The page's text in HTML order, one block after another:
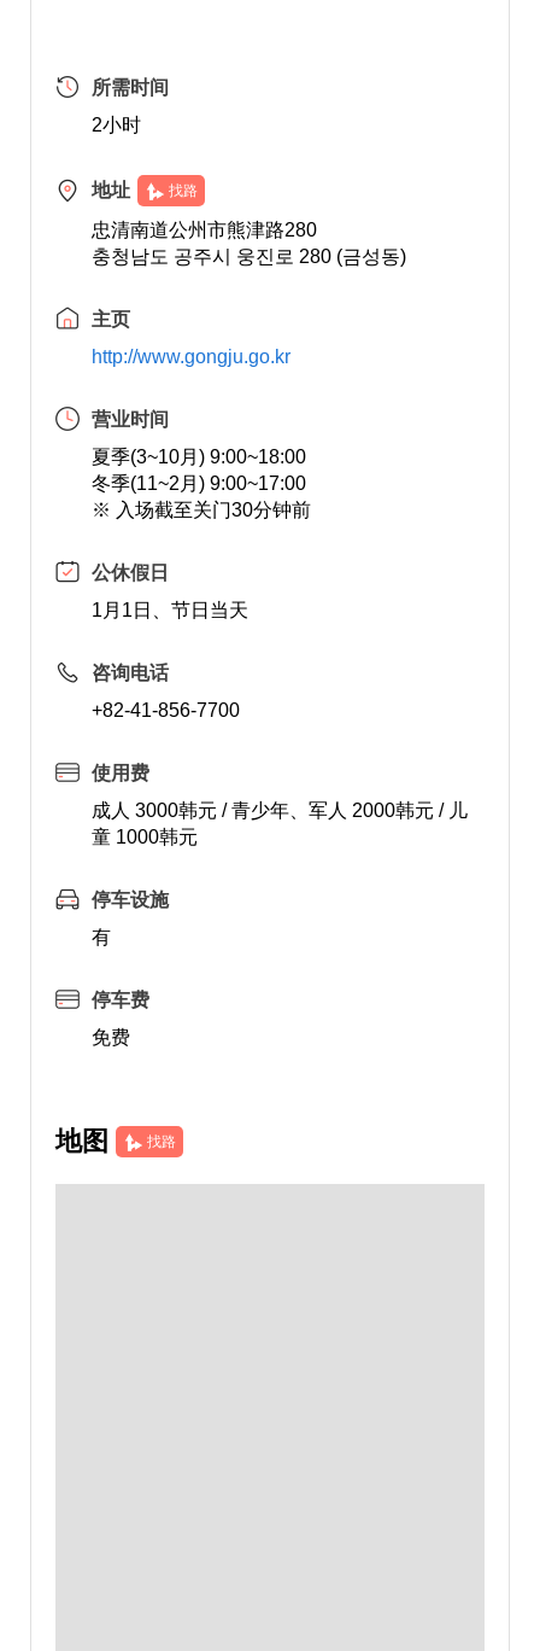
所需时间
2小时
地址 找路
忠清南道公州市熊津路280
충청남도 공주시 웅진로 280 (금성동)
主页
http://www.gongju.go.kr
营业时间
夏季(3~10月) 9:00~18:00
冬季(11~2月) 9:00~17:00
※ 入场截至关门30分钟前
公休假日
1月1日、节日当天
咨询电话
+82-41-856-7700
使用费
成人 3000韩元 / 青少年、军人 2000韩元 / 儿
童 1000韩元
停车设施
有
停车费
免费
地图 找路